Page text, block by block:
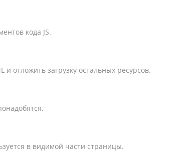
кода JS.
отложить загрузку остальных ресурсов.
в видимой части страницы.